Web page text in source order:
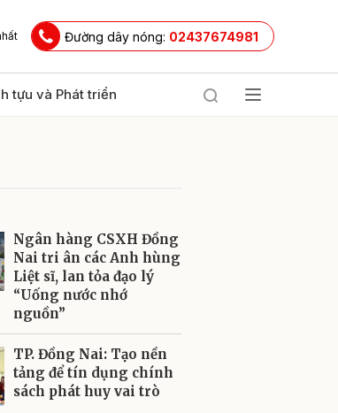
Đường dây nóng: 02437674981
tựu và Phát triển
Ngân hàng CSXH Đồng
Nai tri ân các Anh hùng
Liệt sĩ, lan tỏa đạo lý
“Uống nước nhớ
nguồn”
TP. Đồng Nai: Tạo nền
tảng để tín dụng chính
sách phát huy vai trò